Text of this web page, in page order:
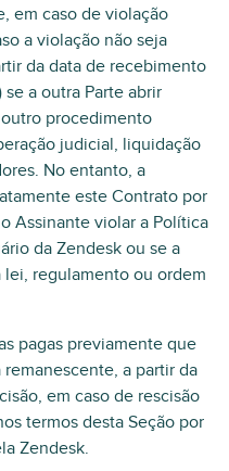
em caso de violação
a violação não seja
da data de recebimento
a outra Parte abrir
procedimento
judicial, liquidação
No entanto, a
este Contrato por
Assinante violar a Política
da Zendesk ou se a
regulamento ou ordem
pagas previamente que
a partir da
em caso de rescisão
termos desta Seção por
Zendesk.